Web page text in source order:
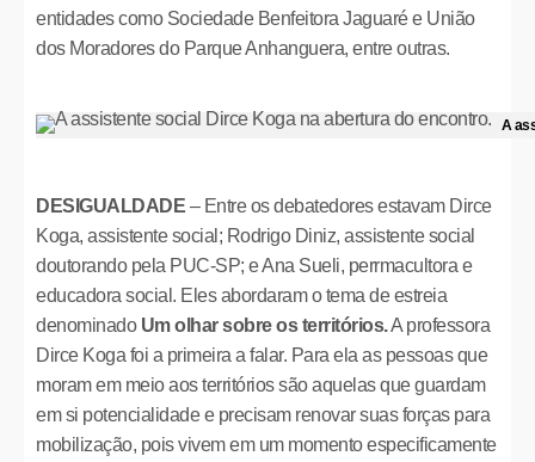
entidades como Sociedade Benfeitora Jaguaré e União
dos Moradores do Parque Anhanguera, entre outras.
A
DESIGUALDADE – Entre os debatedores estavam Dirce
Koga, assistente social; Rodrigo Diniz, assistente social
doutorando pela PUC-SP; e Ana Sueli, perrmacultora e
educadora social. Eles abordaram o tema de estreia
denominado Um olhar sobre os territórios.A professora
Dirce Koga foi a primeira a falar. Para ela as pessoas que
moram em meio aos territórios são aquelas que guardam
em si potencialidade e precisam renovar suas forças para
mobilização, pois vivem em um momento especificamente